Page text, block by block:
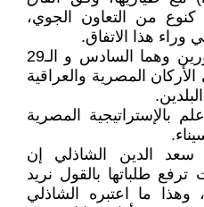
من التعاون الجوي،
وراء هذا الاتفاق.
سبق إرسال السربين المذكورين وهما السادس و الـ29
المصرية والعراقية
بالإستراتيجية المصرية
الدين الشاذلي إن
ترفع طلباتها بالقول نريد
ما اعتبره الشاذلي